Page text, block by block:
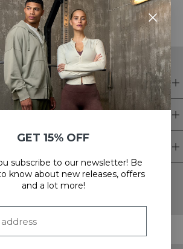
STYLE WITH
Newsletter
Newsletter! Erhalten Sie exklusive
Nachrichten und vieles mehr.
GET 15% OFF
subscribe to our newsletter! Be
know about new releases, offers
and a lot more!